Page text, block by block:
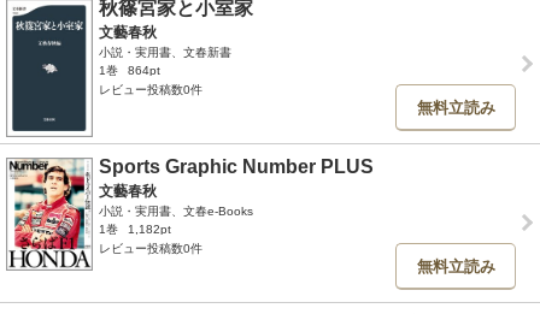
秋篠宮家と小室家
文藝春秋
小説・実用書、文春新書
1巻
864pt
レビュー投稿数0件
無料立読み
Sports Graphic Number PLUS
文藝春秋
小説・実用書、文春e-Books
1巻
1,182pt
レビュー投稿数0件
無料立読み